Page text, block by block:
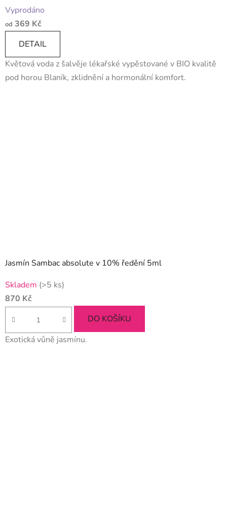
Vyprodáno
od 369 Kč
DETAIL
Květová voda z šalvěje lékařské vypěstované v BIO kvalitě
pod horou Blaník, zklidnění a hormonální komfort.
Jasmín Sambac absolute v 10% ředění 5ml
Skladem (>5 ks)
870 Kč
DO KOŠÍKU
Exotická vůně jasmínu.